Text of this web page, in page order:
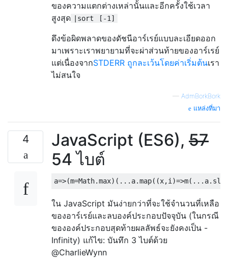
ของความแตกต่างเหล่านั้นและอีกครั้งใช้เวลา
สูงสุด
|sort [-1]
ดึงข้อผิดพลาดของดัชนีอาร์เรย์แบบละเอียดออก
มาเพราะเราพยายามที่จะผ่าส่วนท้ายของอาร์เรย์
แต่เนื่องจากSTDERR ถูกละเว้นโดยค่าเริ่มต้นเรา
ไม่สนใจ
— AdmBorkBork
แหล่งที่มา
4 JavaScript (ES6), 57
54 ไบต์
ใน JavaScript มันง่ายกว่าที่จะใช้จำนวนที่เหลือ
ของอาร์เรย์และลบองค์ประกอบปัจจุบัน (ในกรณี
ขององค์ประกอบสุดท้ายผลลัพธ์จะยังคงเป็น -
Infinity) แก้ไข: บันทึก 3 ไบต์ด้วย
@CharlieWynn